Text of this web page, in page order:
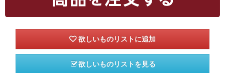
欲しいものリストを見る